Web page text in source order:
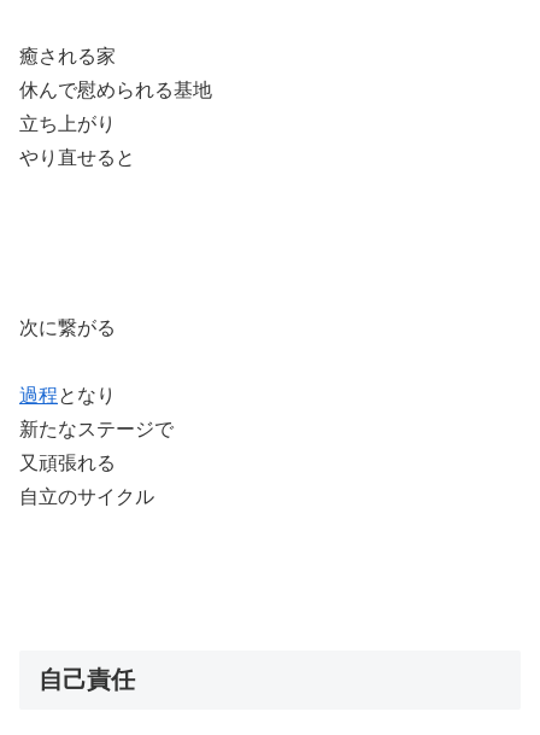
癒される家
休んで慰められる基地
立ち上がり
やり直せると
次に繋がる
過程となり
新たなステージで
又頑張れる
自立のサイクル
自己責任